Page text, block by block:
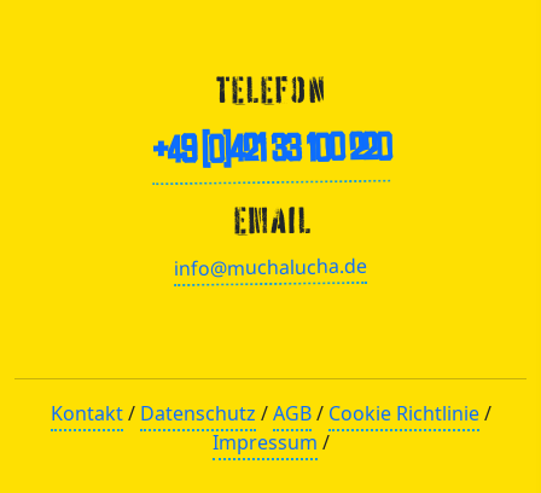
TELEFON
+49 (0)421 33 100 220
EMAIL
info@muchalucha.de
Kontakt/ Datenschutz /AGB/ Cookie Richtlinie/
Impressum /